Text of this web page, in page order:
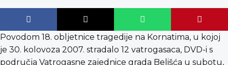
Povodom 18. obljetnice tragedije na Kornatima, u kojoj
je 30. kolovoza 2007. stradalo 12 vatrogasaca, DVD-i s
područja Vatrogasne zajednice grada Belišća u subotu,